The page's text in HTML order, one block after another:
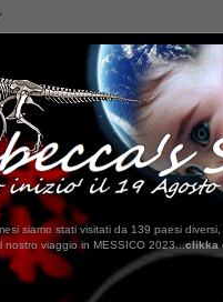
siamo stati visitati da 139 paesi
clikka qui !!!